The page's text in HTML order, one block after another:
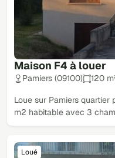
Maison F4 à louer
Pamiers (09100) 120
Loue sur Pamiers quartier
m2 habitable avec 3
Loué